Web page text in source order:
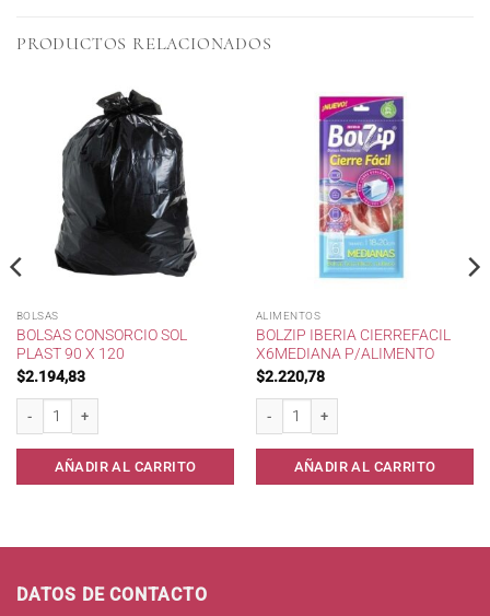
PRODUCTOS RELACIONADOS
BOLSAS
BOLSAS CONSORCIO SOL
PLAST 90 X 120
$2.194,83
Bolsas consorcio Sol PLast 90 x 120 cantidad
AÑADIR AL CARRITO
ALIMENTOS
BOLZIP IBERIA CIERREFACIL
X6MEDIANA P/ALIMENTO
$2.220,78
Bolzip IBERIA CierreFacil x6Mediana
AÑADIR AL CARRITO
Alimento cantidad
DATOS DE CONTACTO